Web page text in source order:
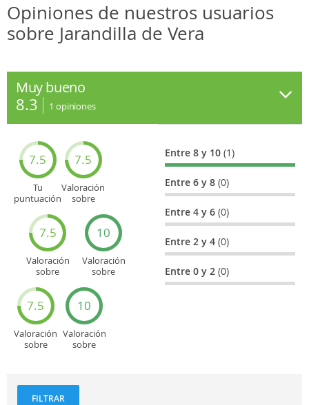
Opiniones de nuestros usuarios
sobre Jarandilla de Vera
Muy bueno
8.3 1 opiniones
7.5
Tu
puntuación
7.5
Valoración
sobre
7.5
Valoración
sobre
10
Valoración
sobre
turísticos
7.5
Valoración
sobre
10
Valoración
sobre
Entre 8 y 10(1)
Entre 6 y 8(0)
Entre 4 y 6(0)
Entre 2 y 4(0)
Entre 0 y 2(0)
FILTRAR